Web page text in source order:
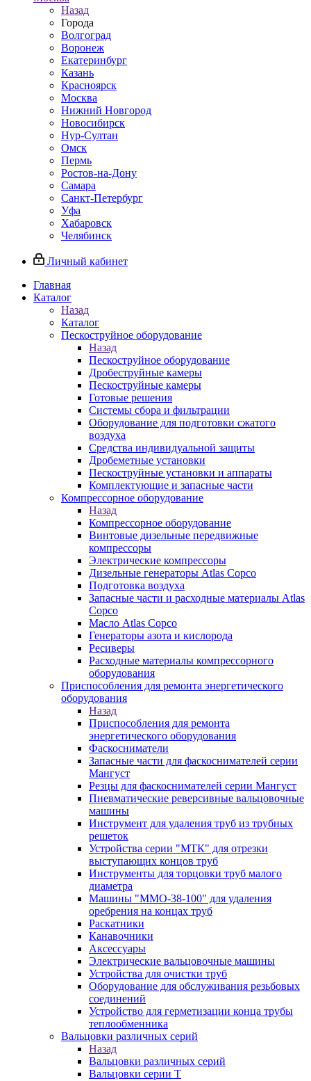
Назад
Города
Волгоград
Воронеж
Екатеринбург
Казань
Красноярск
Москва
Нижний Новгород
Новосибирск
Нур-Султан
Омск
Пермь
Ростов-на-Дону
Самара
Санкт-Петербург
Уфа
Хабаровск
Челябинск
Личный кабинет
Главная
Каталог
Назад
Каталог
Пескоструйное оборудование
Назад
Пескоструйное оборудование
Дробеструйные камеры
Пескоструйные камеры
Готовые решения
Системы сбора и фильтрации
Оборудование для подготовки сжатого
воздуха
Средства индивидуальной защиты
Дробеметные установки
Пескоструйные установки и аппараты
Комплектующие и запасные части
Компрессорное оборудование
Назад
Компрессорное оборудование
Винтовые дизельные передвижные
компрессоры
Электрические компрессоры
Дизельные генераторы Atlas Copco
Подготовка воздуха
Запасные части и расходные материалы Atlas
Copco
Масло Atlas Copco
Генераторы азота и кислорода
Ресиверы
Расходные материалы компрессорного
оборудования
Приспособления для ремонта энергетического
оборудования
Назад
Приспособления для ремонта
энергетического оборудования
Фаскосниматели
Запасные части для фаскоснимателей серии
Мангуст
Резцы для фаскоснимателей серии Мангуст
Пневматические реверсивные вальцовочные
машины
Инструмент для удаления труб из трубных
решеток
Устройства серии "МТК" для отрезки
выступающих концов труб
Инструменты для торцовки труб малого
диаметра
Машины "ММО-38-100" для удаления
оребрения на концах труб
Раскатники
Канавочники
Аксессуары
Электрические вальцовочные машины
Устройства для очистки труб
Оборудование для обслуживания резьбовых
соединений
Устройство для герметизации конца трубы
теплообменника
Вальцовки различных серий
Назад
Вальцовки различных серий
Вальцовки серии Т